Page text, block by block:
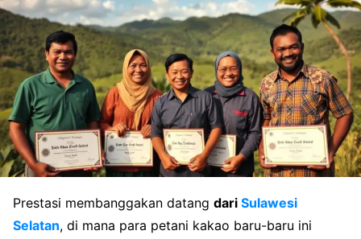
Prestasi membanggakan datang dari Sulawesi
Selatan, di mana para petani kakao baru-baru ini